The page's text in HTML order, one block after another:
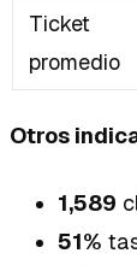
Ticket
promedio
Otros
1,589
51%